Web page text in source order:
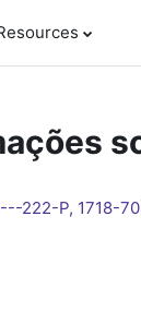
222-P, 1718-